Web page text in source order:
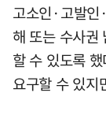
고소인·고발인
해 또는 수사권
할 수 있도록
요구할 수 있지